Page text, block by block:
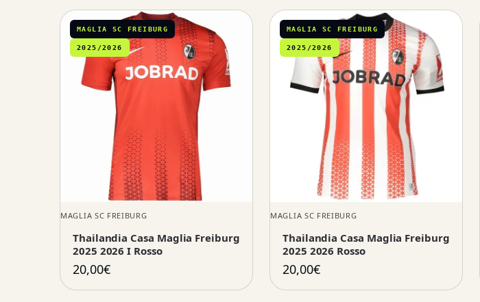
MAGLIA SC FREIBURG
2025/2026
MAGLIA SC FREIBURG
Thailandia Casa Maglia Freiburg
2025 2026 I Rosso
20,00€
MAGLIA SC FREIBURG
2025/2026
MAGLIA SC FREIBURG
Thailandia Casa Maglia Freiburg
2025 2026 Rosso
20,00€